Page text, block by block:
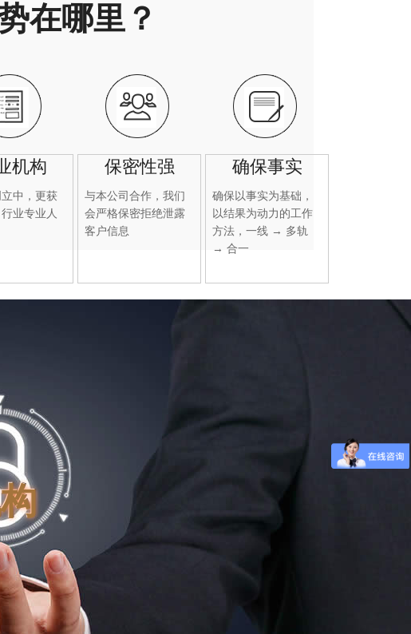
在哪里？
机构
中，更获
业专业人
保密性强
与本公司合作，我们
会严格保密拒绝泄露
客户信息
确保事实
确保以事实为基础，
以结果为动力的工作
方法，一线 → 多轨
→ 合一